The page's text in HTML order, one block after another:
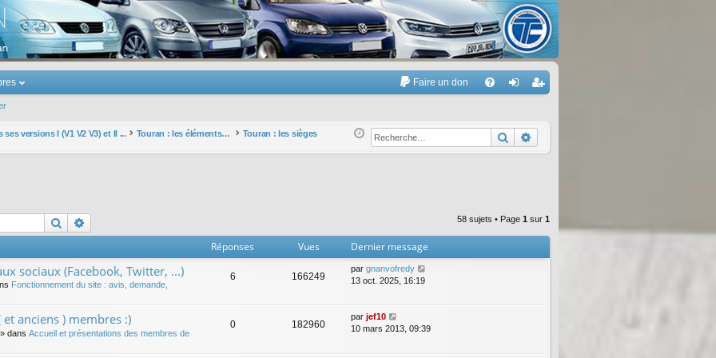
Touran
Faire un don
Q ne
xi
nr
eg
r
versions I (V1 V2 V3) et II ... Touran : les éléments et équipements extérieurs et intérieurs Touran : les sièges Rechercher
Rechercher 58 sujets • Page 1 sur 1
Réponses Vues Dernier message
sociaux (Facebook, Twitter, ...)
Fonctionnement du site : avis, demande,
6 166249
par gnanvofredy
13 oct. 2025, 16:19
anciens ) membres :)
» dans Accueil et présentations des membres de
0 182960
par jef10
10 mars 2013, 09:39